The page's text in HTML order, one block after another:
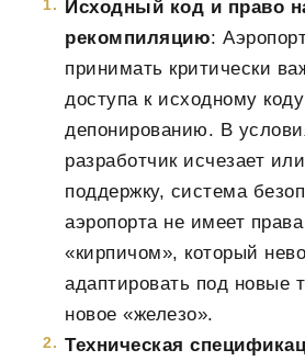
Исходный код и право
рекомпиляцию:
принимать критически
доступа к исходному
депонированию. В
разработчик исчезает
поддержку, система
аэропорта не имеет
«кирпичом», который
адаптировать под новые
новое «железо».
Техническая